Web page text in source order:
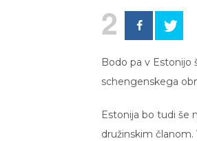
2
Bodo pa v Estonijo
schengenskega
Estonija bo tudi še
družinskim